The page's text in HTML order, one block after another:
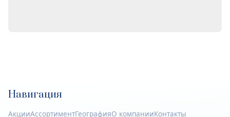
Навигация
АкцииАссортиментГеографияО компанииКонтакты